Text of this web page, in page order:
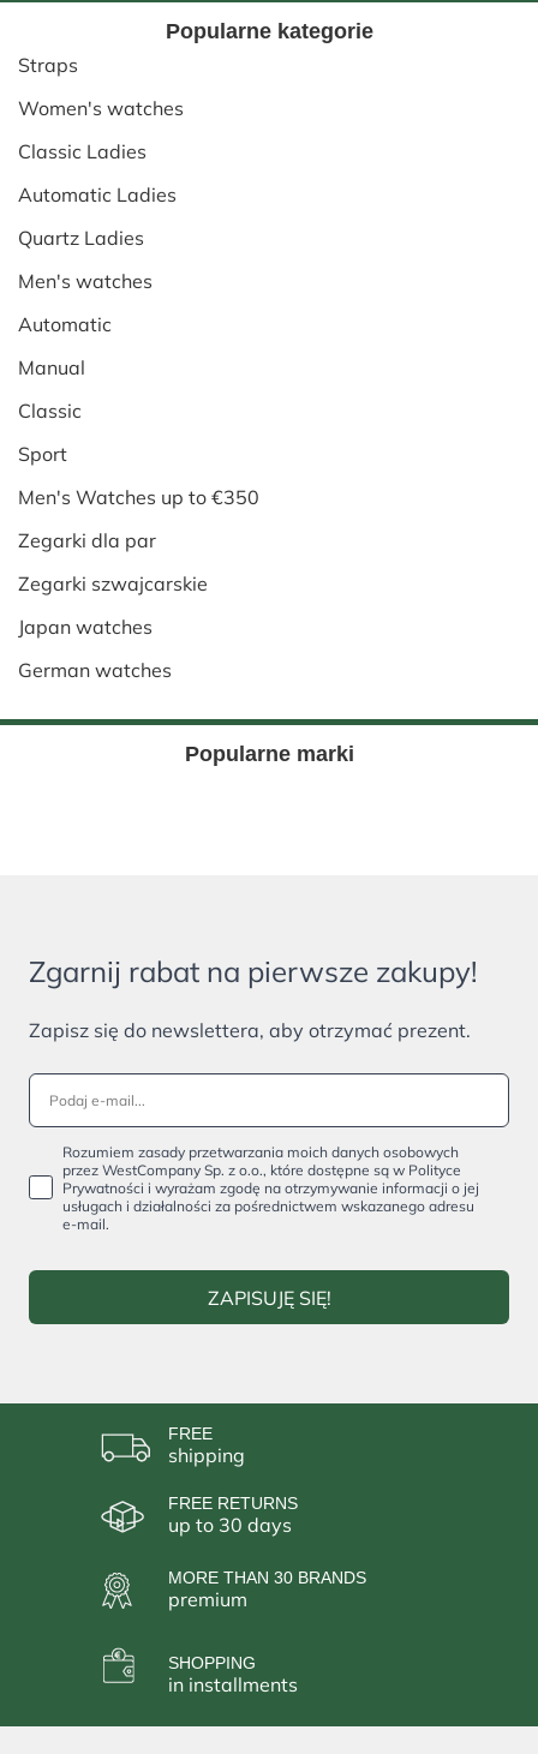
Popularne kategorie
Straps
Women's watches
Classic Ladies
Automatic Ladies
Quartz Ladies
Men's watches
Automatic
Manual
Classic
Sport
Men's Watches up to €350
Zegarki dla par
Zegarki szwajcarskie
Japan watches
German watches
Popularne marki
Zgarnij rabat na pierwsze zakupy!
Zapisz się do newslettera, aby otrzymać prezent.
Rozumiem zasady przetwarzania moich danych osobowych
przez WestCompany Sp. z o.o., które dostępne są w Polityce
Prywatności i wyrażam zgodę na otrzymywanie informacji o jej
usługach i działalności za pośrednictwem wskazanego adresu
e-mail.
ZAPISUJĘ SIĘ!
FREE
shipping
FREE RETURNS
up to 30 days
MORE THAN 30 BRANDS
premium
SHOPPING
in installments